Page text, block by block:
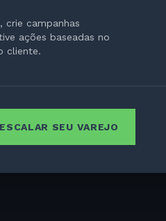
crie campanhas
ações baseadas no
cliente.
SEU VAREJO